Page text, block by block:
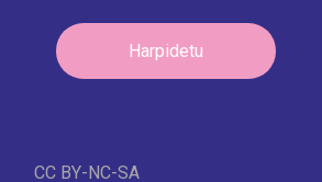
CC BY-NC-SA